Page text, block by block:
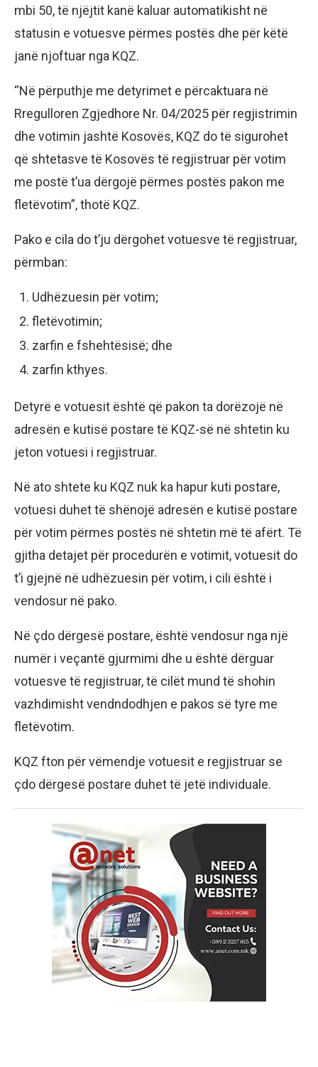
mbi 50, të njëjtit kanë kaluar automatikisht në
statusin e votuesve përmes postës dhe për këtë
janë njoftuar nga KQZ.
“Në përputhje me detyrimet e përcaktuara në
Rregulloren Zgjedhore Nr. 04/2025 për regjistrimin
dhe votimin jashtë Kosovës, KQZ do të sigurohet
që shtetasve të Kosovës të regjistruar për votim
me postë t’ua dërgojë përmes postës pakon me
fletëvotim”, thotë KQZ.
Pako e cila do t’ju dërgohet votuesve të regjistruar,
përmban:
Udhëzuesin për votim;
fletëvotimin;
zarfin e fshehtësisë; dhe
zarfin kthyes.
Detyrë e votuesit është që pakon ta dorëzojë në
adresën e kutisë postare të KQZ-së në shtetin ku
jeton votuesi i regjistruar.
Në ato shtete ku KQZ nuk ka hapur kuti postare,
votuesi duhet të shënojë adresën e kutisë postare
për votim përmes postës në shtetin më të afërt. Të
gjitha detajet për procedurën e votimit, votuesit do
t’i gjejnë në udhëzuesin për votim, i cili është i
vendosur në pako.
Në çdo dërgesë postare, është vendosur nga një
numër i veçantë gjurmimi dhe u është dërguar
votuesve të regjistruar, të cilët mund të shohin
vazhdimisht vendndodhjen e pakos së tyre me
fletëvotim.
KQZ fton për vëmendje votuesit e regjistruar se
çdo dërgesë postare duhet të jetë individuale.